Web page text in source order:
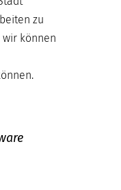
zu
können